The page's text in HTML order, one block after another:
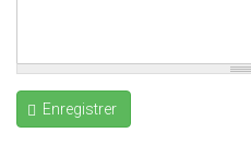
Enregistrer